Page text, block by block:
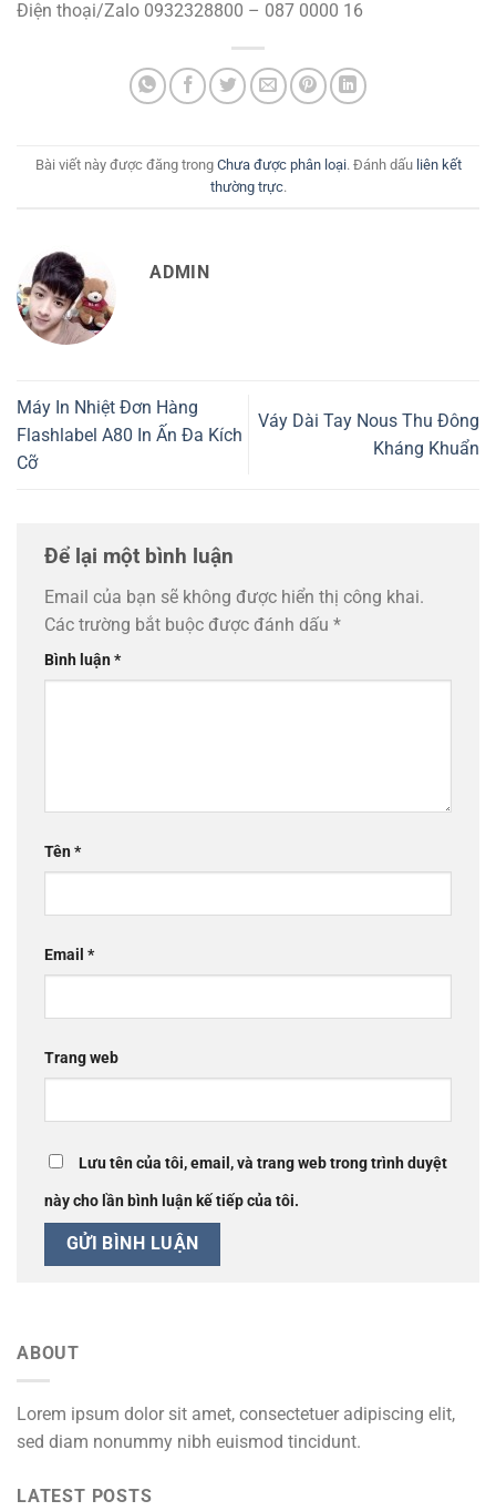
Điện thoại/Zalo 0932328800 – 087 0000 16
Bài viết này được đăng trong Chưa được phân loại. Đánh dấu liên kết
thường trực.
ADMIN
Máy In Nhiệt Đơn Hàng
Flashlabel A80 In Ấn Đa Kích
Cỡ
Váy Dài Tay Nous Thu Đông
Kháng Khuẩn
Để lại một bình luận
Email của bạn sẽ không được hiển thị công khai.
Các trường bắt buộc được đánh dấu *
Bình luận*
Tên*
Email *
Trang web
Lưu tên của tôi, email, và trang web trong trình duyệt
này cho lần bình luận kế tiếp của tôi.
ABOUT
Lorem ipsum dolor sit amet, consectetuer adipiscing elit,
sed diam nonummy nibh euismod tincidunt.
LATEST POSTS